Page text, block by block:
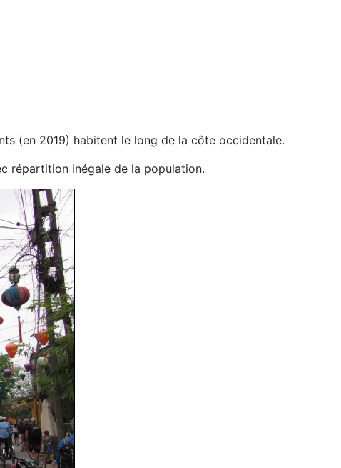
(en 2019) habitent le long de la côte occidentale.
répartition inégale de la population.